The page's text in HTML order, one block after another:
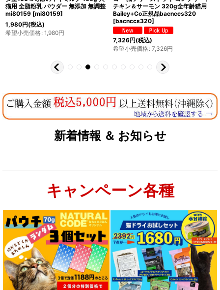
猫用 全脂粉乳 パウダー 無添加 無調整
mi80159 [mi80159]
1,980円(税込)
希望小売価格: 1,980円
チキン＆サーモン 320g全年齢猫用
Bailey+Co正規品bacnccs320
[bacnccs320]
7,326円(税込)
希望小売価格: 7,326円
新着情報 ＆ お知らせ
キャンペーン各種